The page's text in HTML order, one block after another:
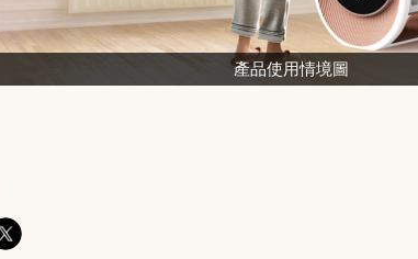
產品使用情境圖